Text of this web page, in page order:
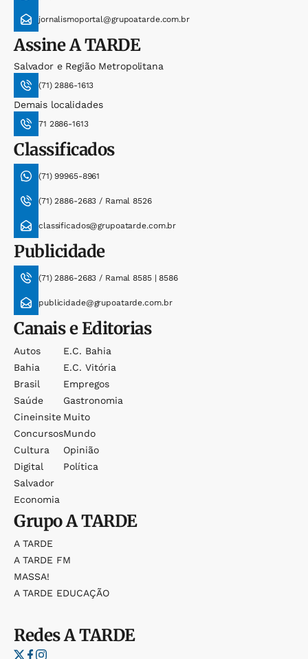
jornalismoportal@grupoatarde.com.br
AssineA TARDE
Salvador e Região Metropolitana
(71) 2886-1613
Demais localidades
71 2886-1613
Classificados
(71) 99965-8961
(71) 2886-2683 / Ramal 8526
classificados@grupoatarde.com.br
Publicidade
(71) 2886-2683 / Ramal 8585 | 8586
publicidade@grupoatarde.com.br
Canais e Editorias
Autos
Bahia
Brasil
Saúde
Cineinsite
Concursos
Cultura
Digital
Salvador
Economia
E.c. Bahia
E.c. Vitória
Empregos
Gastronomia
Muito
Mundo
Opinião
Política
GrupoA TARDE
A TARDE
A TARDE FM
MASSA!
A TARDE EDUCAÇÃO
RedesA TARDE